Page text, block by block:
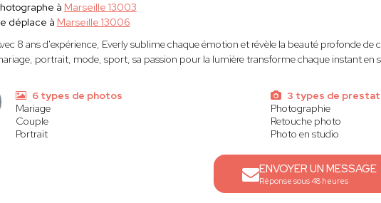
à Marseille 13003
déplace à Marseille 13006
8 ans d'expérience, Everly sublime chaque émotion et révèle la beauté profonde
portrait, mode, sport, sa passion pour la lumière transforme chaque instant en
6 types de photos
Mariage
Couple
Portrait
3 types de
Photographie
Retouche photo
Photo en studio
ENVOYER UN MESSAGE
Réponse sous 48 heures